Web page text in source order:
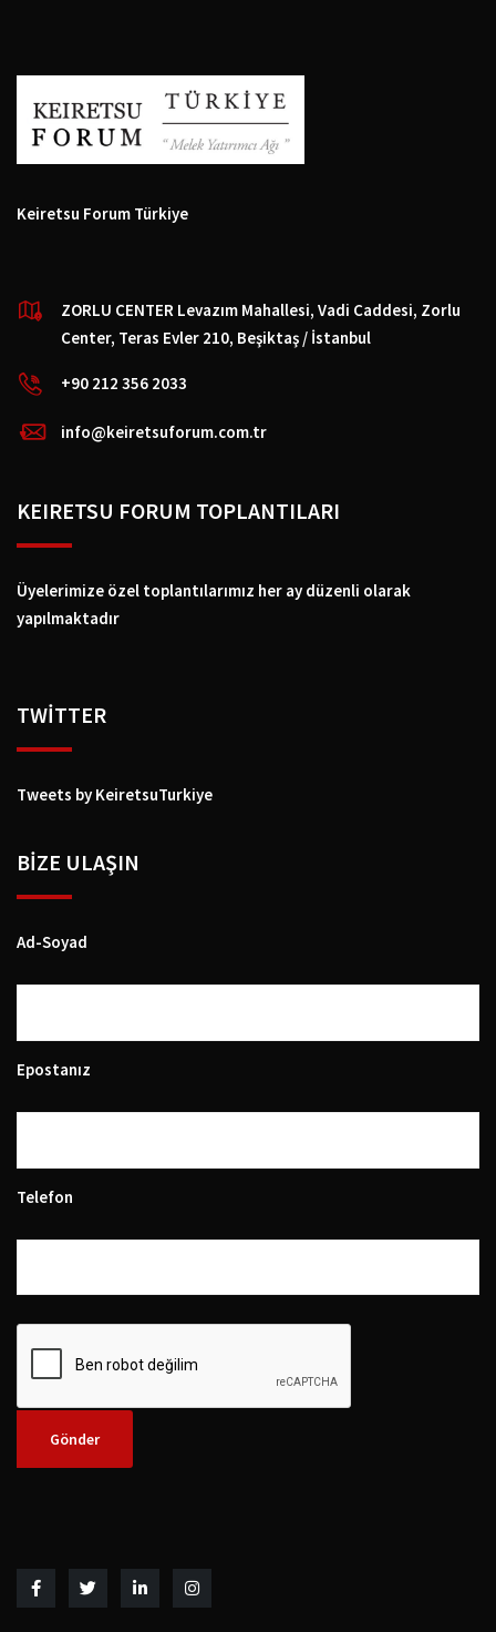
Keiretsu Forum Türkiye
ZORLU CENTER Levazım Mahallesi, Vadi Caddesi, Zorlu
Center, Teras Evler 210, Beşiktaş / İstanbul
+90 212 356 2033
info@keiretsuforum.com.tr
KEIRETSU FORUM TOPLANTILARI
Üyelerimize özel toplantılarımız her ay düzenli olarak
yapılmaktadır
TWİTTER
Tweets by KeiretsuTurkiye
BIZE ULAŞIN
Ad-Soyad
Epostanız
Telefon